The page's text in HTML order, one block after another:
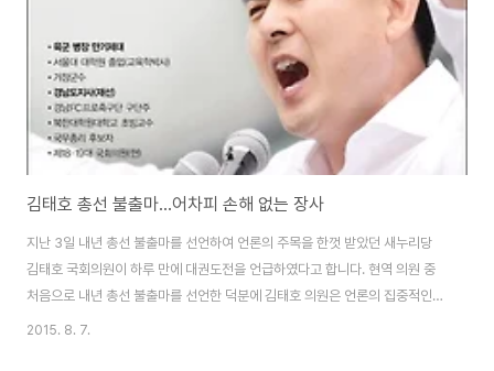
김태호 총선 불출마...어차피 손해 없는 장사
지난 3일 내년 총선 불출마를 선언하여 언론의 주목을 한껏 받았던 새누리당
김태호 국회의원이 하루 만에 대권도전을 언급하였다고 합니다. 현역 의원 중
처음으로 내년 총선 불출마를 선언한 덕분에 김태호 의원은 언론의 집중적인
조면을 받았고, 많은 언론들의 "그의 불출마 의도'를 추정하는 분석기사들을 앞
2015. 8. 7.